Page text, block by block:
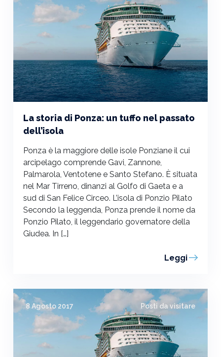
La storia di Ponza: un tuffo nel passato
dell’isola
Ponza è la maggiore delle isole Ponziane il cui
arcipelago comprende Gavi, Zannone,
Palmarola, Ventotene e Santo Stefano. È situata
nel Mar Tirreno, dinanzi al Golfo di Gaeta e a
sud di San Felice Circeo. L’isola di Ponzio Pilato
Secondo la leggenda, Ponza prende il nome da
Ponzio Pilato, il leggendario governatore della
Giudea. In […]
Leggi
8 Agosto 2017 Posti da visitare